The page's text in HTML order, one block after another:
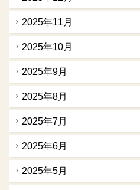
2025年11月
2025年10月
2025年9月
2025年8月
2025年7月
2025年6月
2025年5月